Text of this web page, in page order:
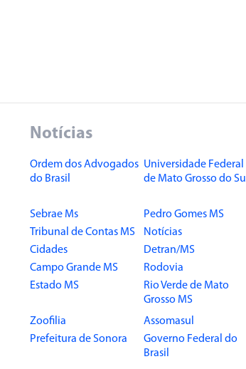
Notícias
Ordem dos Advogados
do Brasil
Universidade Federal
de Mato Grosso do Sul
Sebrae Ms
Pedro Gomes MS
Tribunal de Contas MS
Notícias
Cidades
Detran/MS
Campo Grande MS
Rodovia
Estado MS
Rio Verde de Mato
Grosso MS
Zoofilia
Assomasul
Prefeitura de Sonora
Governo Federal do
Brasil